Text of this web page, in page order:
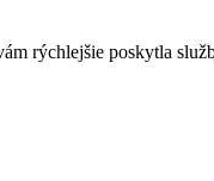
rýchlejšie poskytla